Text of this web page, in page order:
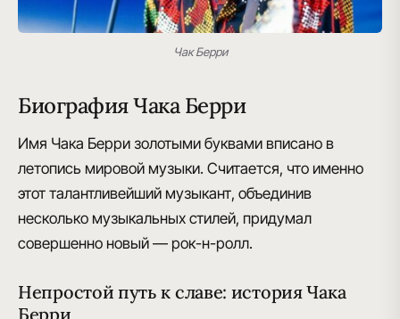
Чак Берри
Биография Чака Берри
Имя Чака Берри золотыми буквами вписано в
летопись мировой музыки. Считается, что именно
этот талантливейший музыкант, объединив
несколько музыкальных стилей, придумал
совершенно новый — рок-н-ролл.
Непростой путь к славе: история Чака
Берри